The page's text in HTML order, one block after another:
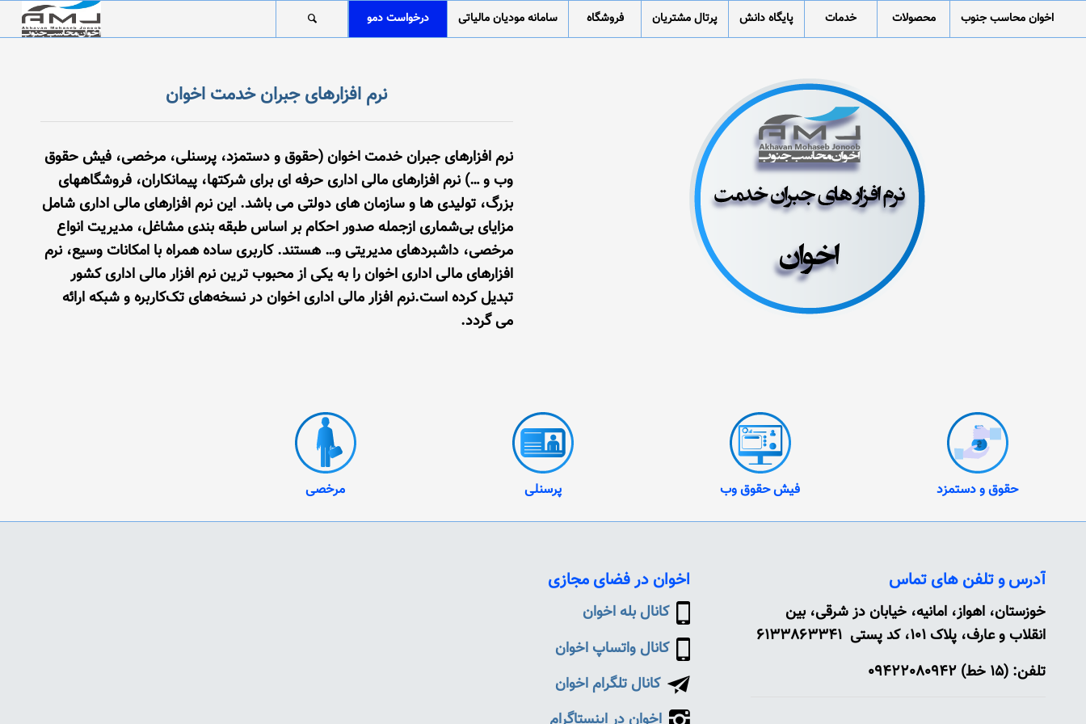
اخوان محاسب جنوب محصولات خدمات پایگاه دانش پرتال مشتریان فروشگاه سامانه مودیان مالیاتی درخواست دمو
نرم افزارهای جبران خدمت اخوان
نرم افزارهای جبران خدمت اخوان (حقوق و دستمزد، پرسنلی، مرخصی، فیش حقوق
وب و …) نرم افزارهای مالی اداری حرفه ای برای شرکتها، پیمانکاران، فروشگاههای
بزرگ، تولیدی‌ ها و سازمان های دولتی می باشد. این نرم‌ افزارهای مالی اداری شامل
مزایای بی‌شماری ازجمله صدور احکام بر اساس طبقه بندی مشاغل، مدیریت انواع
مرخصی، داشبردهای مدیریتی و… هستند. کاربری ساده همراه با امکانات وسیع، نرم‌
افزارهای مالی اداری اخوان را به یکی از محبوب ترین نرم‌ افزار مالی اداری کشور
تبدیل کرده است.نرم افزار مالی اداری اخوان در نسخه‌های تک‌کاربره و شبکه ارائه
می گردد.
حقوق و دستمزد فیش حقوق وب پرسنلی مرخصی
آدرس و تلفن های تماس
خوزستان، اهواز، امانیه، خیابان دز شرقی، بین
انقلاب و عارف، پلاک 101، کد پستی 6133863341
تلفن: (15 خط) 09422080942
اخوان در فضای مجازی
کانال بله اخوان
کانال واتساپ اخوان
کانال تلگرام اخوان